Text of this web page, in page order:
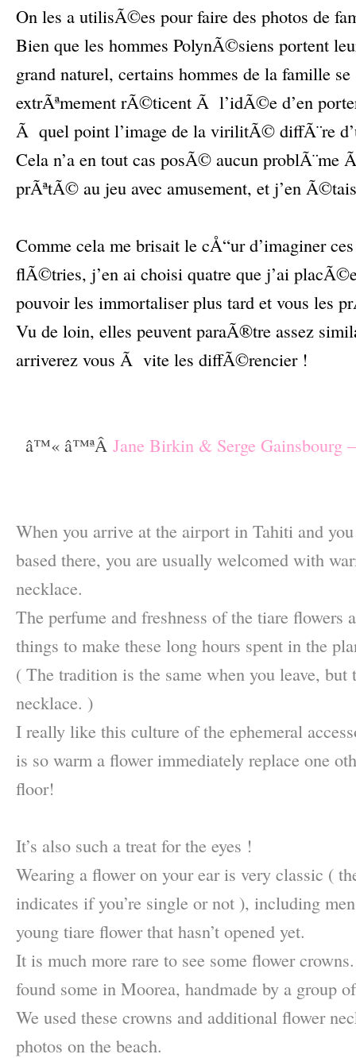
On les a utilisÃ©es pour faire des photos de
Bien que les hommes PolynÃ©siens portent
grand naturel, certains hommes de la famille
extrÃªmement rÃ©ticent Ã l’idÃ©e d’en
Ã quel point l’image de la virilitÃ© diffÃ¨re
Cela n’a en tout cas posÃ© aucun
prÃªtÃ© au jeu avec amusement, et j’en
Comme cela me brisait le cÅ“ur d’imaginer
flÃ©tries, j’en ai choisi quatre que j’ai
pouvoir les immortaliser plus tard et vous les
Vu de loin, elles peuvent paraÃ®tre assez
arriverez vous Ã vite les diffÃ©rencier !
â™« â™ªÂ Jane Birkin & Serge
When you arrive at the airport in Tahiti and
based there, you are usually welcomed with
necklace.
The perfume and freshness of the tiare flowers
things to make these long hours spent in the
( The tradition is the same when you leave,
necklace. )
I really like this culture of the ephemeral
is so warm a flower immediately replace one
floor!
It’s also such a treat for the eyes !
Wearing a flower on your ear is very classic (
indicates if you’re single or not ), including
young tiare flower that hasn’t opened yet.
It is much more rare to see some flower
found some in Moorea, handmade by a group
We used these crowns and additional flower
photos on the beach.